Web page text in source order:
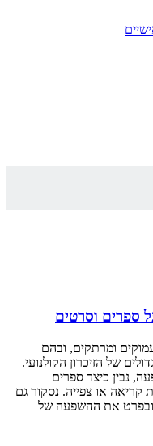
ספרים וסרטים
ומרתקים, ובהם
של הזיכרון הקולנועי.
נבין כיצד ספרים
קריאה או צפייה. נסקור גם
ובפרט את ההשפעה של